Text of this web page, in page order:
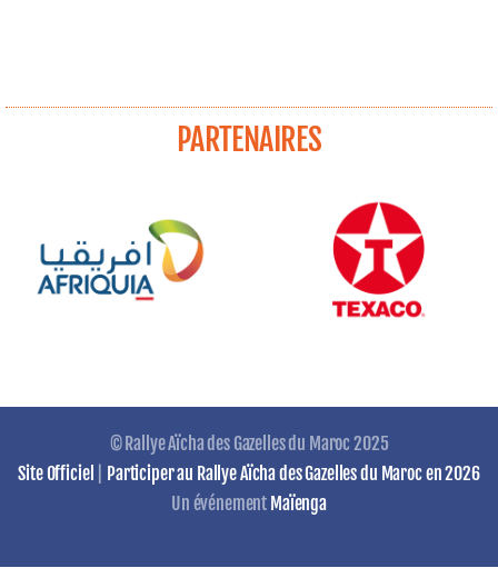
PARTENAIRES
© Rallye Aïcha des Gazelles du Maroc 2025
Site Officiel
Participer au Rallye Aïcha des Gazelles du Maroc en 2026
Un événement Maïenga